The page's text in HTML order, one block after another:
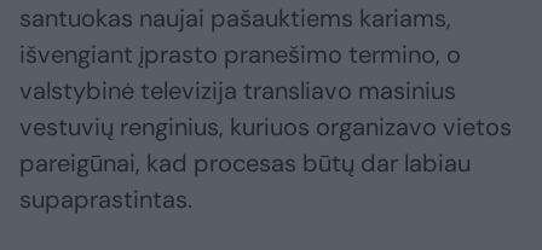
santuokas naujai pašauktiems kariams,
išvengiant įprasto pranešimo termino, o
valstybinė televizija transliavo masinius
vestuvių renginius, kuriuos organizavo vietos
pareigūnai, kad procesas būtų dar labiau
supaprastintas.